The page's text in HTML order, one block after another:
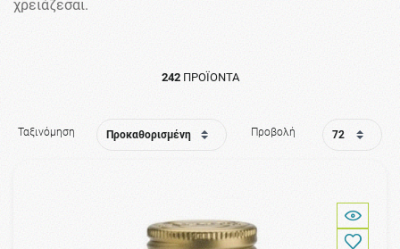
χρειάζεσαι.
242ΠΡΟΪΌΝΤΑ
Ταξινόμηση Προβολή